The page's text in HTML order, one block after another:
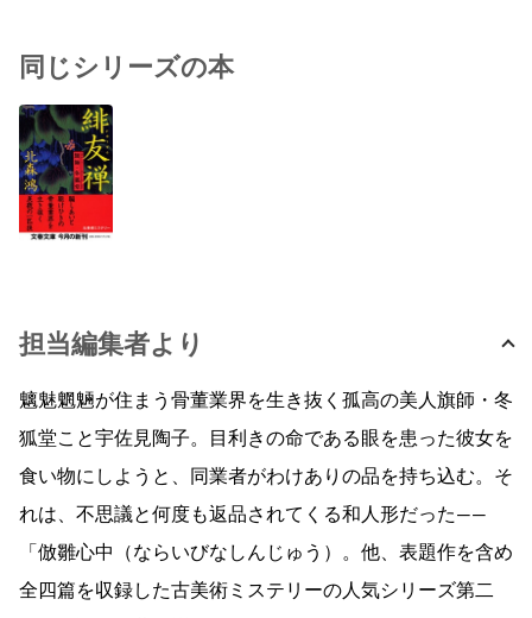
同じシリーズの本
担当編集者より
魑魅魍魎が住まう骨董業界を生き抜く孤高の美人旗師・冬
狐堂こと宇佐見陶子。目利きの命である眼を患った彼女を
食い物にしようと、同業者がわけありの品を持ち込む。そ
れは、不思議と何度も返品されてくる和人形だった——
「倣雛心中（ならいびなしんじゅう）。他、表題作を含め
全四篇を収録した古美術ミステリーの人気シリーズ第二